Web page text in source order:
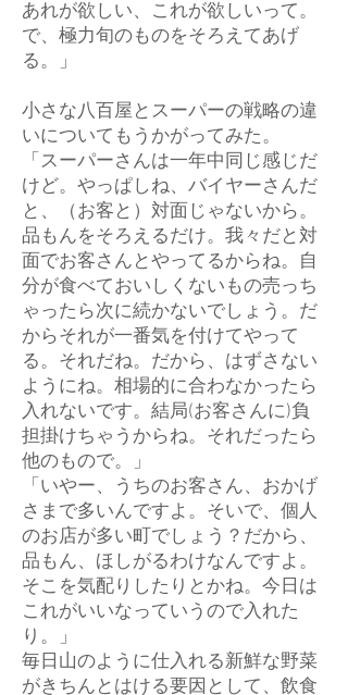
あれが欲しい、これが欲しいって。
で、極力旬のものをそろえてあげ
る。」
小さな八百屋とスーパーの戦略の違
いについてもうかがってみた。
「スーパーさんは一年中同じ感じだ
けど。やっぱしね、バイヤーさんだ
と、（お客と）対面じゃないから。
品もんをそろえるだけ。我々だと対
面でお客さんとやってるからね。自
分が食べておいしくないもの売っち
ゃったら次に続かないでしょう。だ
からそれが一番気を付けてやって
る。それだね。だから、はずさない
ようにね。相場的に合わなかったら
入れないです。結局(お客さんに)負
担掛けちゃうからね。それだったら
他のもので。」
「いやー、うちのお客さん、おかげ
さまで多いんですよ。そいで、個人
のお店が多い町でしょう？だから、
品もん、ほしがるわけなんですよ。
そこを気配りしたりとかね。今日は
これがいいなっていうので入れた
り。」
毎日山のように仕入れる新鮮な野菜
がきちんとはける要因として、飲食